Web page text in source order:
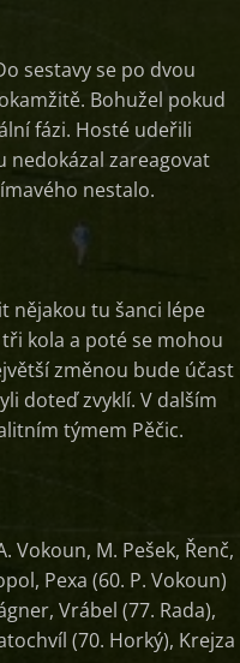
sestavy se po dvou
Bohužel pokud
fázi. Hosté udeřili
nedokázal zareagovat
nestalo.
nějakou tu šanci lépe
kola a poté se mohou
změnou bude účast
doteď zvyklí. V dalším
týmem Pěčic.
Vokoun, M. Pešek, Řenč,
Pexa (60. P. Vokoun)
Vrábel (77. Rada),
(70. Horký), Krejza